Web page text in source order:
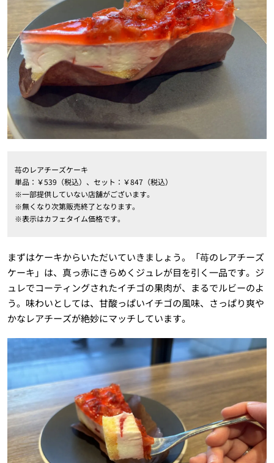
苺のレアチーズケーキ
単品：￥539（税込）、セット：￥847（税込）
※一部提供していない店舗がございます。
※無くなり次第販売終了となります。
※表示はカフェタイム価格です。
まずはケーキからいただいていきましょう。「苺のレアチーズ
ケーキ」は、真っ赤にきらめくジュレが目を引く一品です。ジ
ュレでコーティングされたイチゴの果肉が、まるでルビーのよ
う。味わいとしては、甘酸っぱいイチゴの風味、さっぱり爽や
かなレアチーズが絶妙にマッチしています。